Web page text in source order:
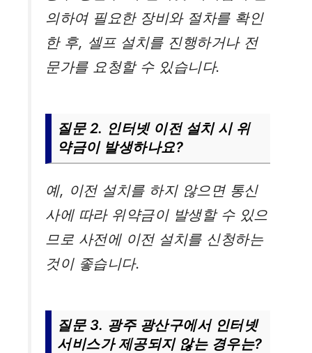
의하여 필요한 장비와 절차를 확인
한 후, 셀프 설치를 진행하거나 전
문가를 요청할 수 있습니다.
질문 2. 인터넷 이전 설치 시 위
약금이 발생하나요?
예, 이전 설치를 하지 않으면 통신
사에 따라 위약금이 발생할 수 있으
므로 사전에 이전 설치를 신청하는
것이 좋습니다.
질문 3. 광주 광산구에서 인터넷
서비스가 제공되지 않는 경우는?